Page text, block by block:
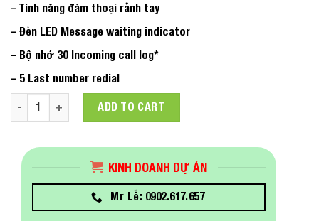
– Tính năng đàm thoại rảnh tay
– Đèn LED Message waiting indicator
– Bộ nhớ 30 Incoming call log*
– 5 Last number redial
Điện thoại cố định Alcatel T56 quantity
ADD TO CART
KINH DOANH DỰ ÁN
Mr Lễ: 0902.617.657